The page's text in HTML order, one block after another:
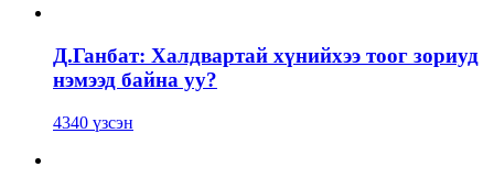
Д.Ганбат: Халдвартай хүнийхээ тоог зориуд
нэмээд байна уу?
4340 үзсэн